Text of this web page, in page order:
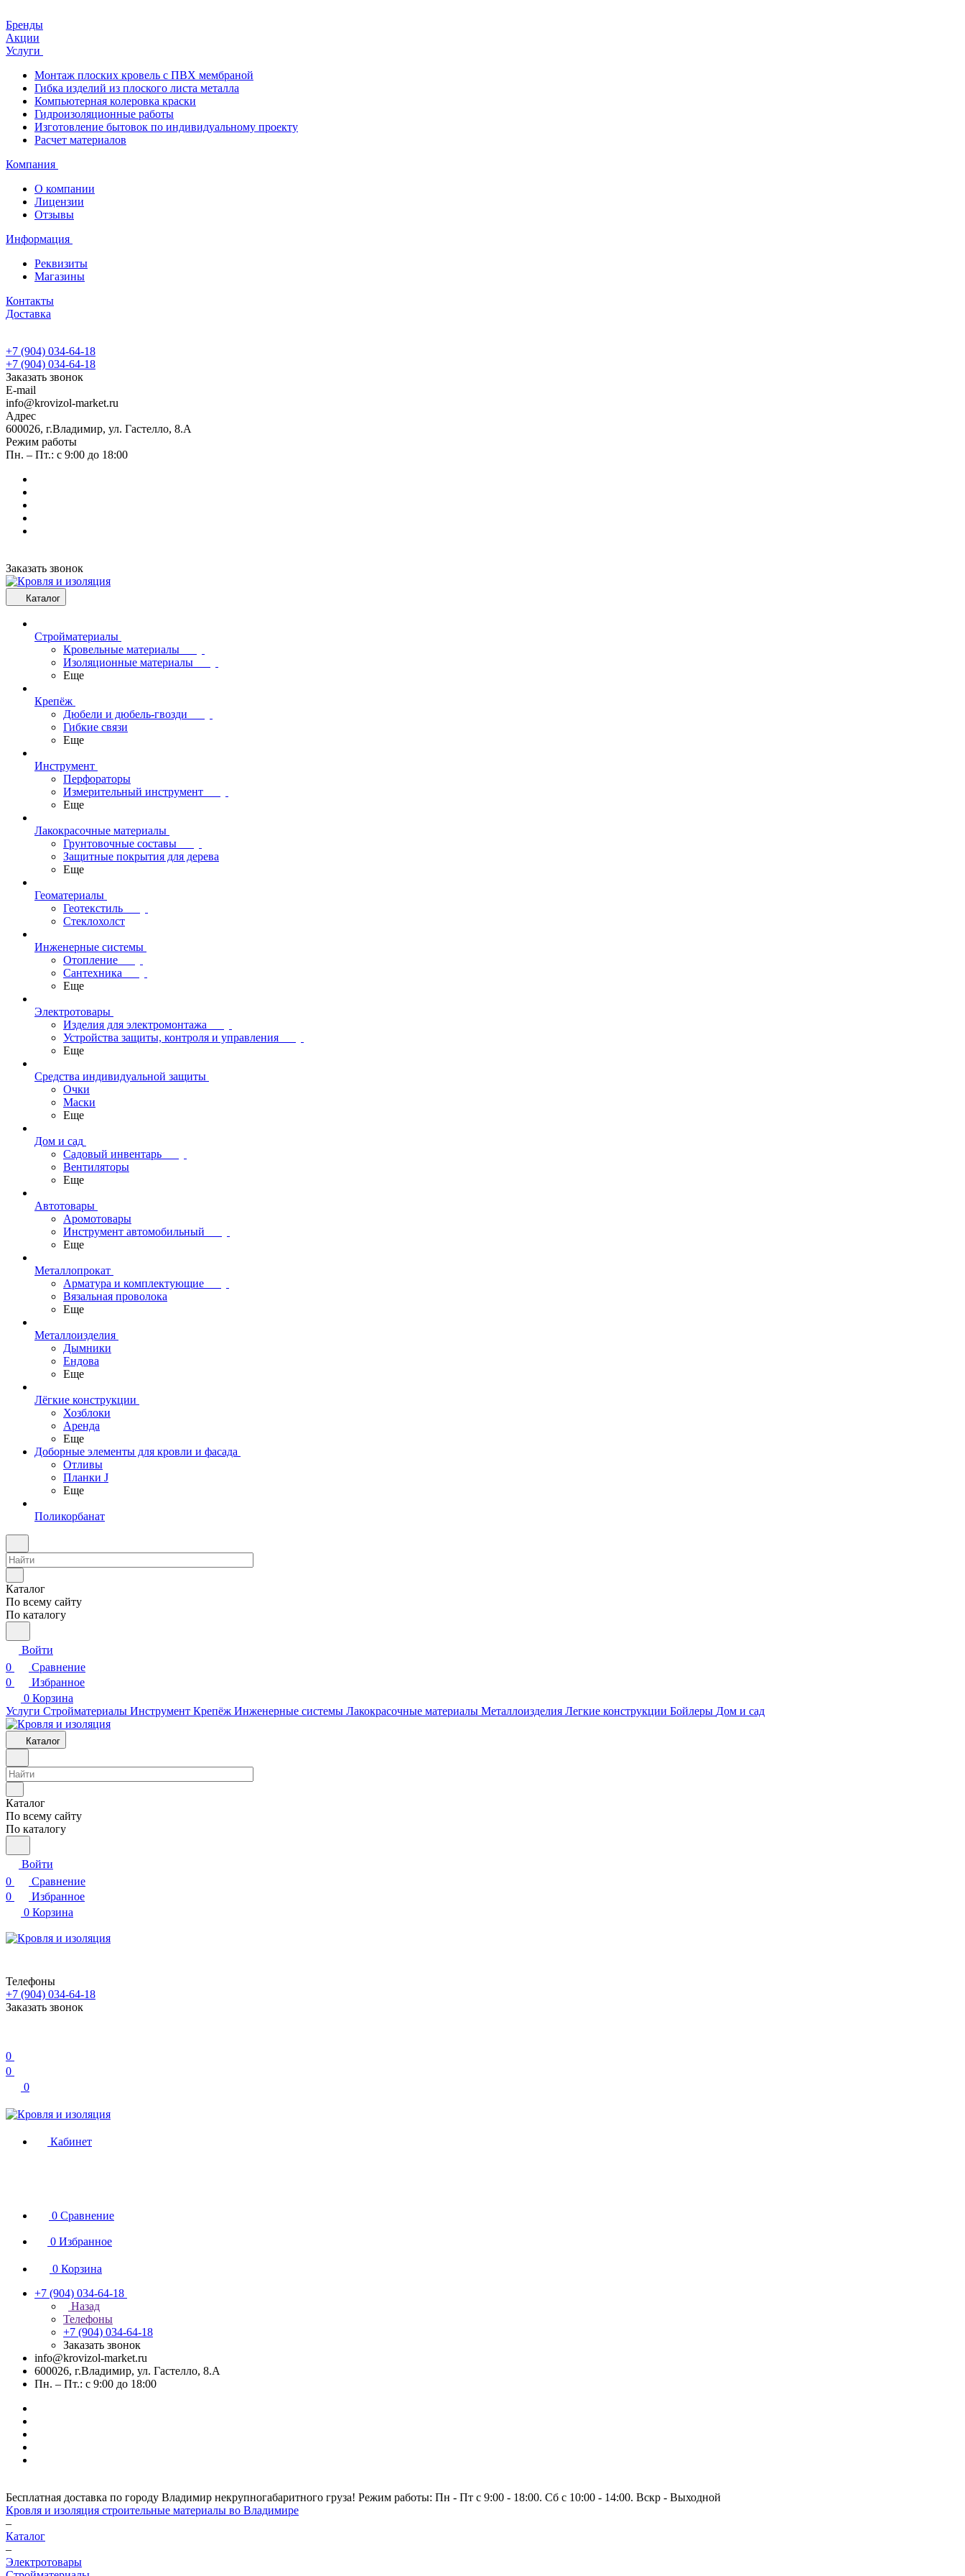
Бренды
Акции
Услуги
Монтаж плоских кровель с ПВХ мембраной
Гибка изделий из плоского листа металла
Компьютерная колеровка краски
Гидроизоляционные работы
Изготовление бытовок по индивидуальному проекту
Расчет материалов
Компания
О компании
Лицензии
Отзывы
Информация
Реквизиты
Магазины
Контакты
Доставка
+7 (904) 034-64-18
+7 (904) 034-64-18
Заказать звонок
E-mail
info@krovizol-market.ru
Адрес
600026, г.Владимир, ул. Гастелло, 8.А
Режим работы
Пн. – Пт.: с 9:00 до 18:00
Заказать звонок
Каталог
Стройматериалы
Кровельные материалы
Изоляционные материалы
Еще
Крепёж
Дюбели и дюбель-гвозди
Гибкие связи
Еще
Инструмент
Перфораторы
Измерительный инструмент
Еще
Лакокрасочные материалы
Грунтовочные составы
Защитные покрытия для дерева
Еще
Геоматериалы
Геотекстиль
Стеклохолст
Инженерные системы
Отопление
Сантехника
Еще
Электротовары
Изделия для электромонтажа
Устройства защиты, контроля и управления
Еще
Средства индивидуальной защиты
Очки
Маски
Еще
Дом и сад
Садовый инвентарь
Вентиляторы
Еще
Автотовары
Аромотовары
Инструмент автомобильный
Еще
Металлопрокат
Арматура и комплектующие
Вязальная проволока
Еще
Металлоизделия
Дымники
Ендова
Еще
Лёгкие конструкции
Хозблоки
Аренда
Еще
Доборные элементы для кровли и фасада
Отливы
Планки J
Еще
Поликорбанат
Каталог
По всему сайту
По каталогу
Войти
0
Сравнение
0
Избранное
0 Корзина
Услуги Стройматериалы Инструмент Крепёж Инженерные системы Лакокрасочные материалы Металлоизделия Легкие конструкции Бойлеры Дом и сад
Каталог
Каталог
По всему сайту
По каталогу
Войти
0
Сравнение
0
Избранное
0 Корзина
Телефоны
+7 (904) 034-64-18
Заказать звонок
0
0
0
Кабинет
0 Сравнение
0 Избранное
0 Корзина
+7 (904) 034-64-18
Назад
Телефоны
+7 (904) 034-64-18
Заказать звонок
info@krovizol-market.ru
600026, г.Владимир, ул. Гастелло, 8.А
Пн. – Пт.: с 9:00 до 18:00
Бесплатная доставка по городу Владимир некрупногабаритного груза! Режим работы: Пн - Пт с 9:00 - 18:00. Сб с 10:00 - 14:00. Вскр - Выходной
Кровля и изоляция строительные материалы во Владимире
–
Каталог
–
Электротовары